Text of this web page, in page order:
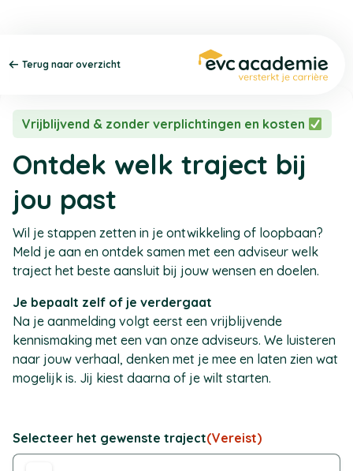
Terug naar overzicht
Vrijblijvend & zonder verplichtingen en kosten
Ontdek welk traject bij
jou past
Wil je stappen zetten in je ontwikkeling of loopbaan?
Meld je aan en ontdek samen met een adviseur welk
traject het beste aansluit bij jouw wensen en doelen.
Je bepaalt zelf of je verdergaat
Na je aanmelding volgt eerst een vrijblijvende
kennismaking met een van onze adviseurs. We luisteren
naar jouw verhaal, denken met je mee en laten zien wat
mogelijk is. Jij kiest daarna of je wilt starten.
Selecteer het gewenste traject(Vereist)